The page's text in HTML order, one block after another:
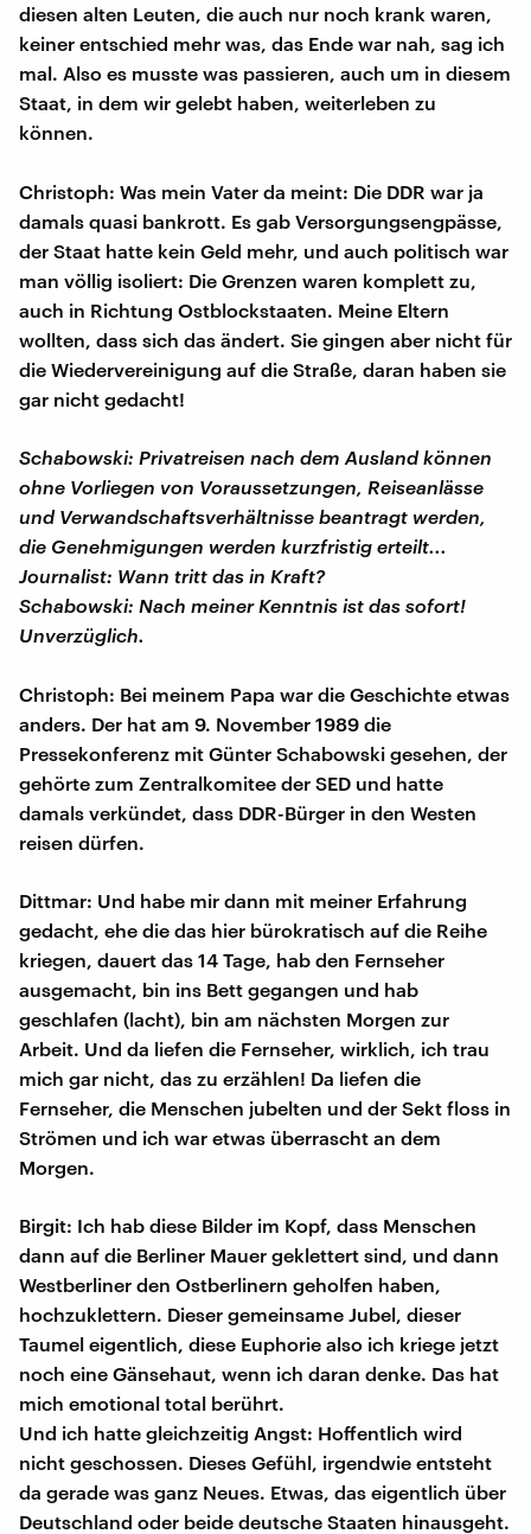
diesen alten Leuten, die auch nur noch krank waren,
keiner entschied mehr was, das Ende war nah, sag ich
mal. Also es musste was passieren, auch um in diesem
Staat, in dem wir gelebt haben, weiterleben zu
können.
Christoph: Was mein Vater da meint: Die DDR war ja
damals quasi bankrott. Es gab Versorgungsengpässe,
der Staat hatte kein Geld mehr, und auch politisch war
man völlig isoliert: Die Grenzen waren komplett zu,
auch in Richtung Ostblockstaaten. Meine Eltern
wollten, dass sich das ändert. Sie gingen aber nicht für
die Wiedervereinigung auf die Straße, daran haben sie
gar nicht gedacht!
Schabowski: Privatreisen nach dem Ausland können
ohne Vorliegen von Voraussetzungen, Reiseanlässe
und Verwandschaftsverhältnisse beantragt werden,
die Genehmigungen werden kurzfristig erteilt...
Journalist: Wann tritt das in Kraft?
Schabowski: Nach meiner Kenntnis ist das sofort!
Unverzüglich.
Christoph: Bei meinem Papa war die Geschichte etwas
anders. Der hat am 9. November 1989 die
Pressekonferenz mit Günter Schabowski gesehen, der
gehörte zum Zentralkomitee der SED und hatte
damals verkündet, dass DDR-Bürger in den Westen
reisen dürfen.
Dittmar: Und habe mir dann mit meiner Erfahrung
gedacht, ehe die das hier bürokratisch auf die Reihe
kriegen, dauert das 14 Tage, hab den Fernseher
ausgemacht, bin ins Bett gegangen und hab
geschlafen (lacht), bin am nächsten Morgen zur
Arbeit. Und da liefen die Fernseher, wirklich, ich trau
mich gar nicht, das zu erzählen! Da liefen die
Fernseher, die Menschen jubelten und der Sekt floss in
Strömen und ich war etwas überrascht an dem
Morgen.
Birgit: Ich hab diese Bilder im Kopf, dass Menschen
dann auf die Berliner Mauer geklettert sind, und dann
Westberliner den Ostberlinern geholfen haben,
hochzuklettern. Dieser gemeinsame Jubel, dieser
Taumel eigentlich, diese Euphorie also ich kriege jetzt
noch eine Gänsehaut, wenn ich daran denke. Das hat
mich emotional total berührt.
Und ich hatte gleichzeitig Angst: Hoffentlich wird
nicht geschossen. Dieses Gefühl, irgendwie entsteht
da gerade was ganz Neues. Etwas, das eigentlich über
Deutschland oder beide deutsche Staaten hinausgeht.